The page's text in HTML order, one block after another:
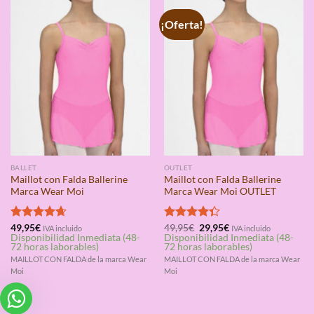
BALLET
Maillot con Falda Ballerine
Marca Wear Moi
Valorado
con4.67
de 5
49,95€ IVA incluido
Disponibilidad Inmediata (48-
72 horas laborables)
MAILLOT CON FALDA de la marca Wear
Moi
¡Oferta!
OUTLET
Maillot con Falda Ballerine
Marca Wear Moi OUTLET
Valorado
con4.33
de 5
49,95€ El
precio
original
era:
49,95€.
29,95€El
precio
actual
es:
29,95€.
IVA incluido
Disponibilidad Inmediata (48-
72 horas laborables)
MAILLOT CON FALDA de la marca Wear
Moi